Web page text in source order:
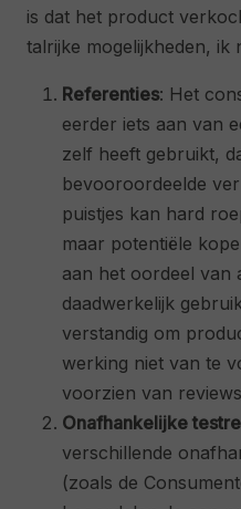
is dat het product
talrijke mogelijkheden, ik
Referenties: Het
eerder iets aan van
zelf heeft gebruikt,
bevooroordeelde
puistjes kan hard
maar potentiële
aan het oordeel van
daadwerkelijk
verstandig om
werking niet van te
voorzien van
Onafhankelijke
verschillende
(zoals de